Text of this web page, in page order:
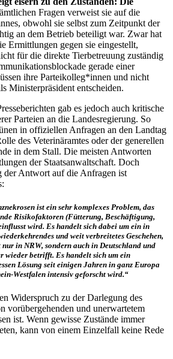
Fragen verweist sie auf die
obwohl sie selbst zum Zeitpunkt der
an dem Betrieb beteiligt war. Zwar hat
Ermittlungen gegen sie eingestellt,
für die direkte Tierbetreuung zuständig
gerade einer
ihre Parteikolleg*innen und nicht
Ministerpräsident entscheiden.
gab es jedoch auch kritische
Parteien an die Landesregierung. So
in offiziellen Anfragen an den Landtag
des Veterinäramtes oder der generellen
in dem Stall. Die meisten Antworten
der Staatsanwaltschaft. Doch
der Antwort auf die Anfragen ist
ist ein sehr komplexes Problem, das
Risikofaktoren (Fütterung, Beschäftigung,
wird. Es handelt sich dabei um ein in
und weit verbreitetes Geschehen,
in NRW, sondern auch in Deutschland und
wieder betrifft. Es handelt sich um ein
Lösung seit einigen Jahren in ganz Europa
Westfalen intensiv geforscht wird.“
Widerspruch zu der Darlegung des
vorübergehenden und unerwartetem
ist. Wenn gewisse Zustände immer
kann von einem Einzelfall keine Rede